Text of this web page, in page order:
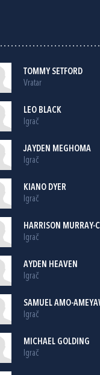
TOMMY SETFORD
Vratar
LEO BLACK
Igrač
JAYDEN MEGHOMA
Igrač
KIANO DYER
Igrač
HARRISON MURRAY-
Igrač
AYDEN HEAVEN
Igrač
SAMUEL AMO-
Igrač
MICHAEL GOLDING
Igrač